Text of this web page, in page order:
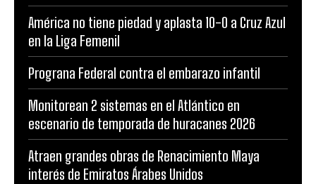
América no tiene piedad y aplasta 10-0 a Cruz Azul
en la Liga Femenil
Prograna Federal contra el embarazo infantil
Monitorean 2 sistemas en el Atlántico en
escenario de temporada de huracanes 2026
Atraen grandes obras de Renacimiento Maya
interés de Emiratos Árabes Unidos